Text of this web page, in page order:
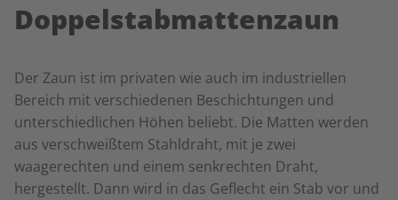
Doppelstabmattenzaun
Der Zaun ist im privaten wie auch im industriellen
Bereich mit verschiedenen Beschichtungen und
unterschiedlichen Höhen beliebt. Die Matten werden
aus verschweißtem Stahldraht, mit je zwei
waagerechten und einem senkrechten Draht,
hergestellt. Dann wird in das Geflecht ein Stab vor und